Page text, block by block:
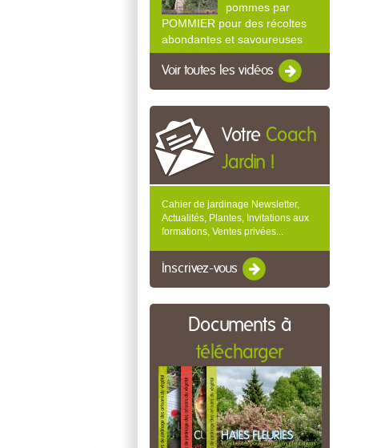
pommes par
POMMIER pour des récoltes
abondantes et savoureuses
Voir toutes les vidéos
Votre Coach
Jardin !
Cahier de jardinage Newsletter,
Actualités, Plantes, Invitations aux
formations, Ventes privées...
Inscrivez-vous
Documents à
télécharger